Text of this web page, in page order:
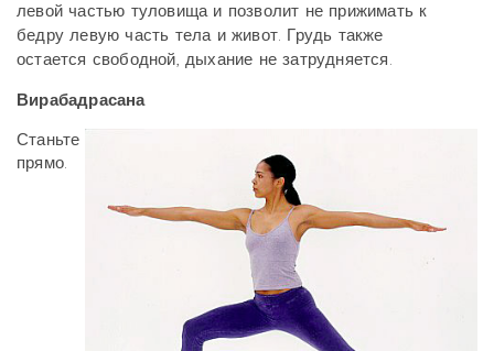
левой частью туловища и позволит не прижимать к
бедру левую часть тела и живот. Грудь также
остается свободной, дыхание не затрудняется.
Вирабадрасана
Станьте
прямо.